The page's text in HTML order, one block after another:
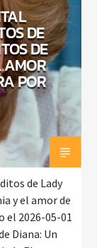
DE
DE
AMOR
POR
de Lady
y el amor de
el 2026-05-01
Diana: Un